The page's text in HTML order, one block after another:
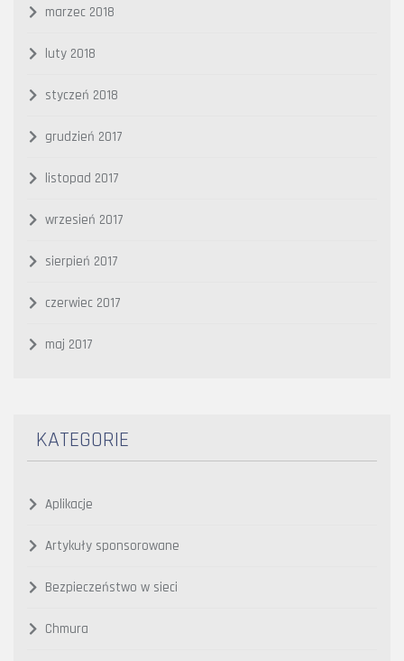
marzec 2018
luty 2018
styczeń 2018
grudzień 2017
listopad 2017
wrzesień 2017
sierpień 2017
czerwiec 2017
maj 2017
KATEGORIE
Aplikacje
Artykuły sponsorowane
Bezpieczeństwo w sieci
Chmura